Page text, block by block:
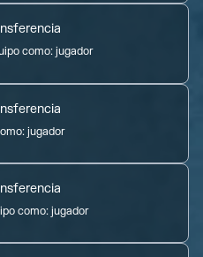
como:jugador
jugador
como:jugador